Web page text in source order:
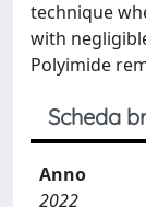
technique
with
Polyimide
Scheda
Anno
2022